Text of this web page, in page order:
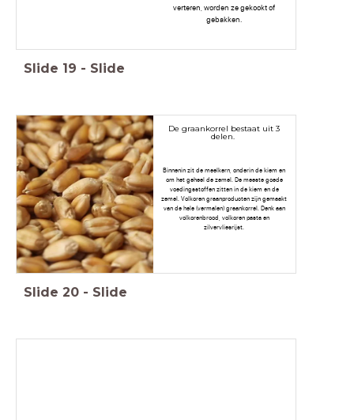
verteren, worden ze gekookt of
gebakken.
Slide 19 - Slide
De graankorrel bestaat uit 3
delen.
Binnenin zit de meelkern, onderin de kiem en
om het geheel de zemel. De meeste goede
voedingsstoffen zitten in de kiem en de
zemel. Volkoren graanproducten zijn gemaakt
van de hele (vermalen) graankorrel. Denk aan
volkorenbrood, volkoren pasta en
zilvervliesrijst.
Slide 20 - Slide